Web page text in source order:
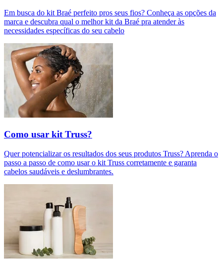
Em busca do kit Braé perfeito pros seus fios? Conheça as opções da
marca e descubra qual o melhor kit da Braé pra atender às
necessidades específicas do seu cabelo
Como usar kit Truss?
Quer potencializar os resultados dos seus produtos Truss? Aprenda o
passo a passo de como usar o kit Truss corretamente e garanta
cabelos saudáveis e deslumbrantes.